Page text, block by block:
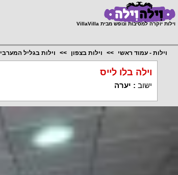
וילות יוקרה למסיבות ונופש מבית VillaVilla
וילות - עמוד ראשי וילות בצפון וילות בגליל המערבי
וילה בלו לייס
ישוב : יערה